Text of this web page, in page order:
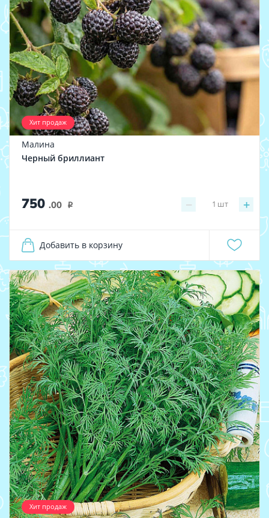
Хит продаж
Малина
Черный бриллиант
750 .00 i − +
1 шт
Добавить в корзину
Хит продаж